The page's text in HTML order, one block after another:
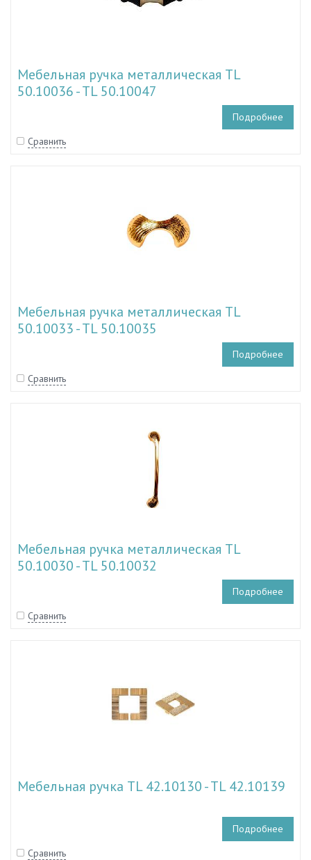
Мебельная ручка металлическая TL
50.10036 - TL 50.10047
Подробнее
Сравнить
Мебельная ручка металлическая TL
50.10033 - TL 50.10035
Подробнее
Сравнить
Мебельная ручка металлическая TL
50.10030 - TL 50.10032
Подробнее
Сравнить
Мебельная ручка TL 42.10130 - TL 42.10139
Подробнее
Сравнить